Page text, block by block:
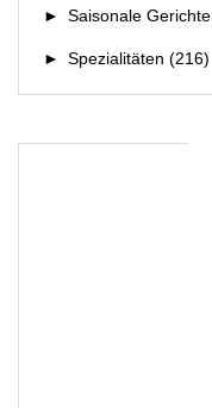
► Saisonale Gerichte
► Spezialitäten (216)